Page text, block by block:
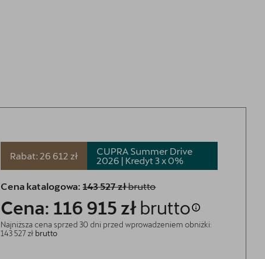
Rabat: 26 612 zł
CUPRA Summer Drive
2026 | Kredyt 3 x0%
Cena katalogowa: 143 527 złbrutto
Cena: 116 915 zł brutto
Najniższa cena sprzed 30 dni przed wprowadzeniem obniżki:
143 527 zł brutto